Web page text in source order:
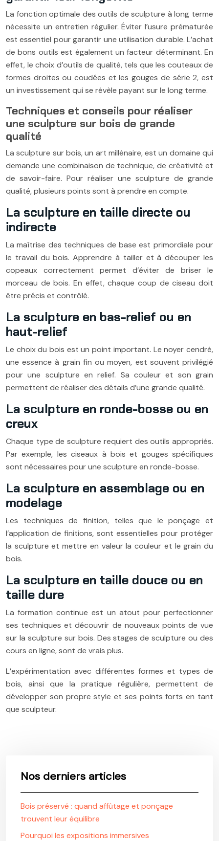
La fonction optimale des outils de sculpture à long terme
nécessite un entretien régulier. Éviter l’usure prématurée
est essentiel pour garantir une utilisation durable. L’achat
de bons outils est également un facteur déterminant. En
effet, le choix d’outils de qualité, tels que les couteaux de
formes droites ou coudées et les gouges de série 2, est
un investissement qui se révèle payant sur le long terme.
Techniques et conseils pour réaliser
une sculpture sur bois de grande
qualité
La sculpture sur bois, un art millénaire, est un domaine qui
demande une combinaison de technique, de créativité et
de savoir-faire. Pour réaliser une sculpture de grande
qualité, plusieurs points sont à prendre en compte.
La sculpture en taille directe ou
indirecte
La maîtrise des techniques de base est primordiale pour
le travail du bois. Apprendre à tailler et à découper les
copeaux correctement permet d’éviter de briser le
morceau de bois. En effet, chaque coup de ciseau doit
être précis et contrôlé.
La sculpture en bas-relief ou en
haut-relief
Le choix du bois est un point important. Le noyer cendré,
une essence à grain fin ou moyen, est souvent privilégié
pour une sculpture en relief. Sa couleur et son grain
permettent de réaliser des détails d’une grande qualité.
La sculpture en ronde-bosse ou en
creux
Chaque type de sculpture requiert des outils appropriés.
Par exemple, les ciseaux à bois et gouges spécifiques
sont nécessaires pour une sculpture en ronde-bosse.
La sculpture en assemblage ou en
modelage
Les techniques de finition, telles que le ponçage et
l’application de finitions, sont essentielles pour protéger
la sculpture et mettre en valeur la couleur et le grain du
bois.
La sculpture en taille douce ou en
taille dure
La formation continue est un atout pour perfectionner
ses techniques et découvrir de nouveaux points de vue
sur la sculpture sur bois. Des stages de sculpture ou des
cours en ligne, sont de vrais plus.
L’expérimentation avec différentes formes et types de
bois, ainsi que la pratique régulière, permettent de
développer son propre style et ses points forts en tant
que sculpteur.
Nos derniers articles
Bois préservé : quand affûtage et ponçage
trouvent leur équilibre
Pourquoi les expositions immersives